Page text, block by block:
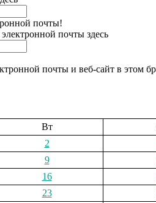
почты!
почты здесь
почты и веб-сайт в этом
Вт
2
9
16
23